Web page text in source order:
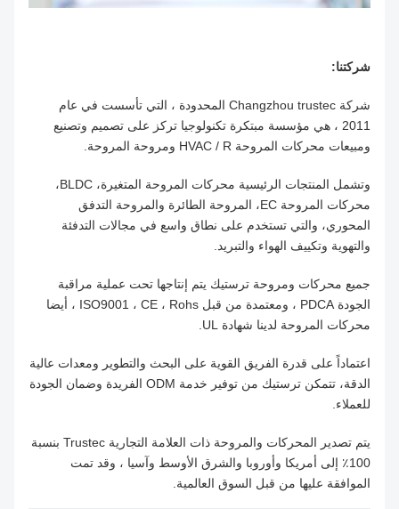
شركتنا:
شركة Changzhou trustec المحدودة ، التي تأسست في عام
2011 ، هي مؤسسة مبتكرة تكنولوجيا تركز على تصميم وتصنيع
ومبيعات محركات المروحة HVAC / R ومروحة المروحة.
وتشمل المنتجات الرئيسية محركات المروحة المتغيرة، BLDC،
محركات المروحة EC، المروحة الطائرة والمروحة التدفق
المحوري، والتي تستخدم على نطاق واسع في مجالات التدفئة
والتهوية وتكييف الهواء والتبريد.
جميع محركات ومروحة ترستيك يتم إنتاجها تحت عملية مراقبة
الجودة PDCA ، ومعتمدة من قبل ISO9001 ، CE ، Rohs ، أيضا
محركات المروحة لدينا شهادة UL.
اعتماداً على قدرة الفريق القوية على البحث والتطوير ومعدات عالية
الدقة، تتمكن ترستيك من توفير خدمة ODM الفريدة وضمان الجودة
للعملاء.
يتم تصدير المحركات والمروحة ذات العلامة التجارية Trustec بنسبة
100٪ إلى أمريكا وأوروبا والشرق الأوسط وآسيا ، وقد تمت
الموافقة عليها من قبل السوق العالمية.